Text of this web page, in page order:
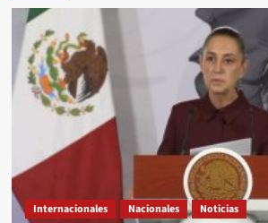
Internacionales Nacionales Noticias